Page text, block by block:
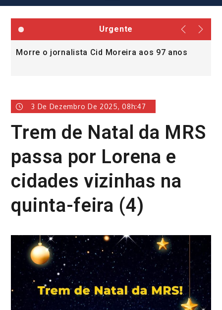
Urgente
Morre o jornalista Cid Moreira aos 97 anos
3 De Dezembro De 2025, 08h:47
Trem de Natal da MRS
passa por Lorena e
cidades vizinhas na
quinta-feira (4)